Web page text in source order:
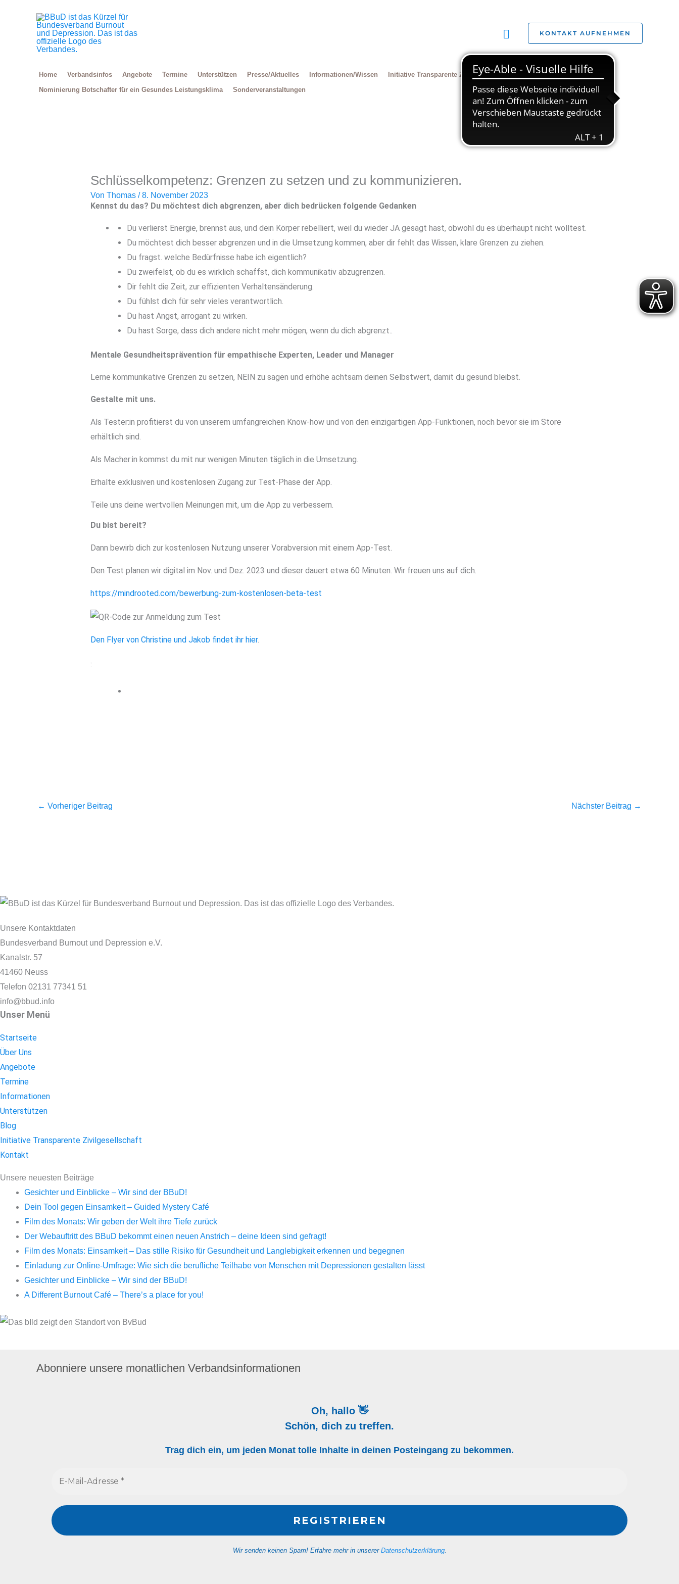
SuchenKONTAKT AUFNEHMEN
Home Verbandsinfos Angebote Termine Unterstützen Presse/Aktuelles Informationen/Wissen Initiative Transparente Zivilgesellschaft Jobs
Studien
Nominierung Botschafter für ein Gesundes Leistungsklima
Sonderveranstaltungen
Schlüsselkompetenz: Grenzen zu setzen und zu kommunizieren.
Von Thomas /8. November 2023
Kennst du das? Du möchtest dich abgrenzen, aber dich bedrücken folgende Gedanken
Du verlierst Energie, brennst aus, und dein Körper rebelliert, weil du wieder JA gesagt hast, obwohl du es überhaupt nicht wolltest.
Du möchtest dich besser abgrenzen und in die Umsetzung kommen, aber dir fehlt das Wissen, klare Grenzen zu ziehen.
Du fragst. welche Bedürfnisse habe ich eigentlich?
Du zweifelst, ob du es wirklich schaffst, dich kommunikativ abzugrenzen.
Dir fehlt die Zeit, zur effizienten Verhaltensänderung.
Du fühlst dich für sehr vieles verantwortlich.
Du hast Angst, arrogant zu wirken.
Du hast Sorge, dass dich andere nicht mehr mögen, wenn du dich abgrenzt..
Mentale Gesundheitsprävention für empathische Experten, Leader und Manager
Lerne kommunikative Grenzen zu setzen, NEIN zu sagen und erhöhe achtsam deinen Selbstwert, damit du gesund bleibst.
Gestalte mit uns.
Als Tester:in profitierst du von unserem umfangreichen Know-how und von den einzigartigen App-Funktionen, noch bevor sie im Store
erhältlich sind.
Als Macher:in kommst du mit nur wenigen Minuten täglich in die Umsetzung.
Erhalte exklusiven und kostenlosen Zugang zur Test-Phase der App.
Teile uns deine wertvollen Meinungen mit, um die App zu verbessern.
Du bist bereit?
Dann bewirb dich zur kostenlosen Nutzung unserer Vorabversion mit einem App-Test.
Den Test planen wir digital im Nov. und Dez. 2023 und dieser dauert etwa 60 Minuten. Wir freuen uns auf dich.
https://mindrooted.com/bewerbung-zum-kostenlosen-beta-test
Den Flyer von Christine und Jakob findet ihr hier.
:
← Vorheriger Beitrag Nächster Beitrag →
Unsere Kontaktdaten
Bundesverband Burnout und Depression e.V.
Kanalstr. 57
41460 Neuss
Telefon 02131 77341 51
info@bbud.info
Unser Menü
Startseite
Über Uns
Angebote
Termine
Informationen
Unterstützen
Blog
Initiative Transparente Zivilgesellschaft
Kontakt
Unsere neuesten Beiträge
Gesichter und Einblicke – Wir sind der BBuD!
Dein Tool gegen Einsamkeit – Guided Mystery Café
Film des Monats: Wir geben der Welt ihre Tiefe zurück
Der Webauftritt des BBuD bekommt einen neuen Anstrich – deine Ideen sind gefragt!
Film des Monats: Einsamkeit – Das stille Risiko für Gesundheit und Langlebigkeit erkennen und begegnen
Einladung zur Online-Umfrage: Wie sich die berufliche Teilhabe von Menschen mit Depressionen gestalten lässt
Gesichter und Einblicke – Wir sind der BBuD!
A Different Burnout Café – There’s a place for you!
Abonniere unsere monatlichen Verbandsinformationen
Oh, hallo 👋
Schön, dich zu treffen.
Trag dich ein, um jeden Monat tolle Inhalte in deinen Posteingang zu bekommen.
Wir senden keinen Spam! Erfahre mehr in unserer Datenschutzerklärung.